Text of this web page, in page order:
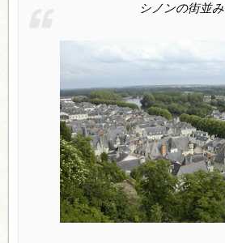
シノンの街並み